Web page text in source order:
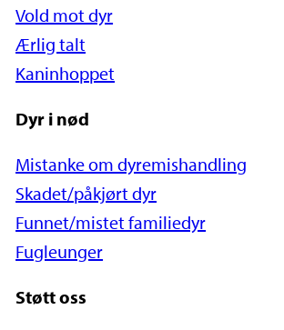
Vold mot dyr
Ærlig talt
Kaninhoppet
Dyr i nød
Mistanke om dyremishandling
Skadet/påkjørt dyr
Funnet/mistet familiedyr
Fugleunger
Støtt oss